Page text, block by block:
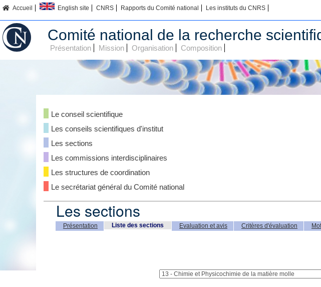
Accueil English site CNRS Rapports du Comité national Les instituts du CNRS
Comité national de la recherche
Présentation Mission Organisation Composition
Le conseil scientifique
Les conseils scientifiques d'institut
Les sections
Les commissions interdisciplinaires
Les structures de coordination
Le secrétariat général du Comité national
Les sections
Présentation Liste des sections Evaluation et avis Critères d'évaluation